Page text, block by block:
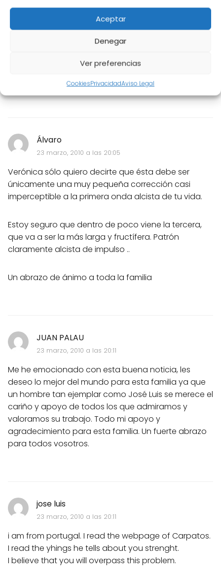
Aceptar
Denegar
Ver preferencias
CookiesPrivacidadAviso Legal
23 marzo, 2010 a las 20:02
Ocurra lo que ocurra siempre serás una ganadora.
Tienes suerte de haber nacido en esa familia, y de
Un beso para tí y tu familia, incluido el peque.
Álvaro
23 marzo, 2010 a las 20:05
Verónica sólo quiero decirte que ésta debe ser
únicamente una muy pequeña corrección casi
imperceptible a la primera onda alcista de tu vida.
Estoy seguro que dentro de poco viene la tercera,
que va a ser la más larga y fructífera. Patrón
claramente alcista de impulso ..
Un abrazo de ánimo a toda la familia
JUAN PALAU
23 marzo, 2010 a las 20:11
Me he emocionado con esta buena noticia, les
deseo lo mejor del mundo para esta familia ya que
un hombre tan ejemplar como José Luis se merece el
cariño y apoyo de todos los que admiramos y
valoramos su trabajo. Todo mi apoyo y
agradecimiento para esta familia. Un fuerte abrazo
para todos vosotros.
jose luis
23 marzo, 2010 a las 20:11
i am from portugal. I read the webpage of Carpatos.
I read the yhings he tells about you strenght.
I believe that you will overpass this problem.